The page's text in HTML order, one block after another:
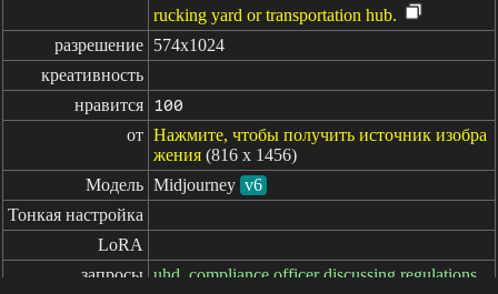
rucking yard or transportation hub.
разрешение 574x1024
креативность
нравится
100
от Нажмите, чтобы получить источник изобра
жения (816 x 1456)
Модель Midjourney v6
Тонкая настройка
LoRA
запросы uhd, compliance officer discussing regulations